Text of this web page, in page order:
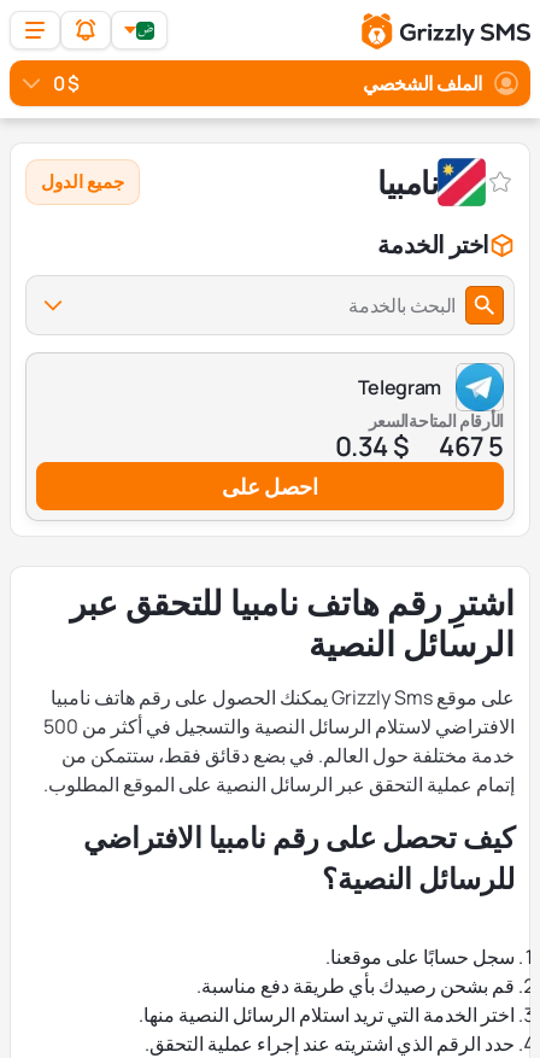
الملف الشخصي $ 0
نامبيا جميع الدول
اختر الخدمة
البحث بالخدمة
Telegram
الأرقام المتاحة
5 467
السعر
$ 0.34
احصل على
اشترِ رقم هاتف نامبيا للتحقق عبر
الرسائل النصية
على موقع Grizzly Sms يمكنك الحصول على رقم هاتف نامبيا
الافتراضي لاستلام الرسائل النصية والتسجيل في أكثر من 500
خدمة مختلفة حول العالم. في بضع دقائق فقط، ستتمكن من
إتمام عملية التحقق عبر الرسائل النصية على الموقع المطلوب.
كيف تحصل على رقم نامبيا الافتراضي
للرسائل النصية؟
سجل حسابًا على موقعنا.
قم بشحن رصيدك بأي طريقة دفع مناسبة.
اختر الخدمة التي تريد استلام الرسائل النصية منها.
حدد الرقم الذي اشتريته عند إجراء عملية التحقق.